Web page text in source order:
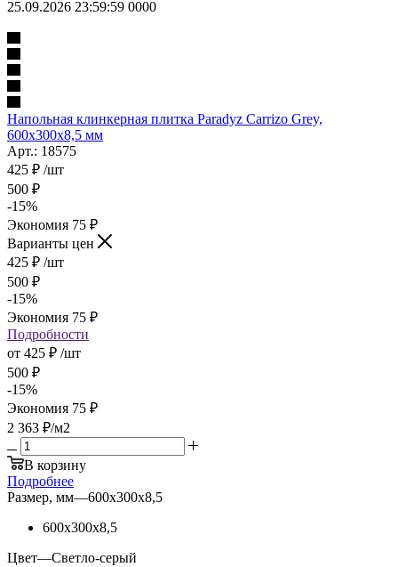
25.09.2026 23:59:59 0000
Напольная клинкерная плитка Paradyz Carrizo Grey,
600x300x8,5 мм
Арт.: 18575
425 ₽ /шт
500 ₽
-15%
Экономия 75 ₽
Варианты цен
425 ₽ /шт
500 ₽
-15%
Экономия 75 ₽
Подробности
от 425 ₽ /шт
500 ₽
-15%
Экономия 75 ₽
2 363 ₽/м2
В корзину
Подробнее
Размер, мм—600х300х8,5
600х300х8,5
Цвет—Светло-серый